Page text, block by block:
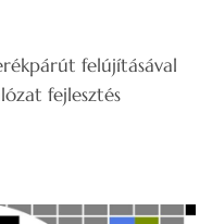
felújításával
fejlesztés